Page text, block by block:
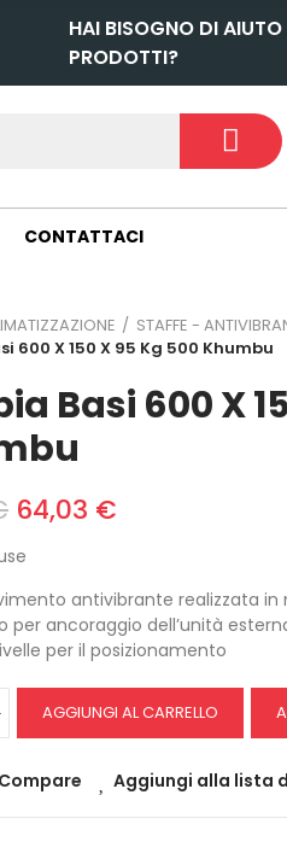
HAI BISOGNO DI AIUTO
PRODOTTI?
CONTATTACI
STAFFE -
600 X 150 X 95 Kg 500 Khumbu
Basi 600 X
64,03 €
antivibrante realizzata in
per ancoraggio dell’unità
per il posizionamento
AGGIUNGI AL CARRELLO
Aggiungi alla lista